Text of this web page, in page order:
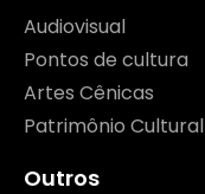
Audiovisual
Pontos de cultura
Artes Cênicas
Patrimônio Cultural
Outros